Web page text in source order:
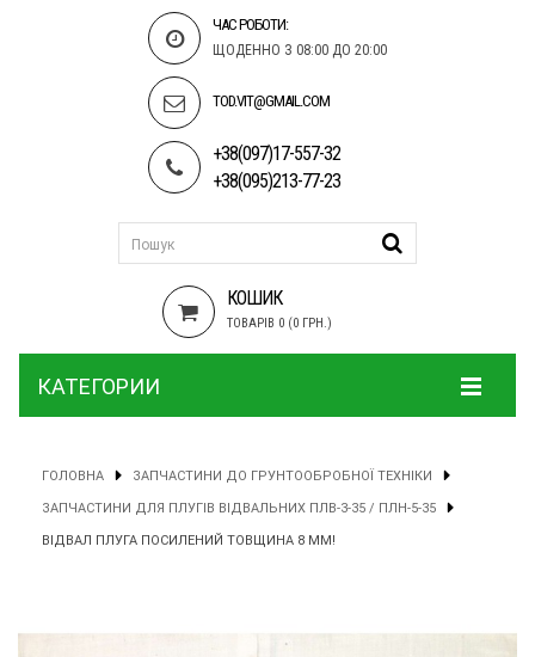
ЧАС РОБОТИ:
ЩОДЕННО З 08:00 ДО 20:00
TOD.VIT@GMAIL.COM
+38(097)17-557-32
+38(095)213-77-23
КОШИК
ТОВАРІВ 0 (0 ГРН.)
КАТЕГОРИИ
ГОЛОВНА ЗАПЧАСТИНИ ДО ГРУНТООБРОБНОЇ ТЕХНІКИ
ЗАПЧАСТИНИ ДЛЯ ПЛУГІВ ВІДВАЛЬНИХ ПЛВ-3-35 / ПЛН-5-35
ВІДВАЛ ПЛУГА ПОСИЛЕНИЙ ТОВЩИНА 8 ММ!